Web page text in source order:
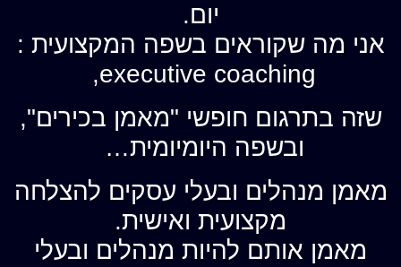
יום.
אני מה שקוראים בשפה המקצועית :
executive coaching,
שזה בתרגום חופשי "מאמן בכירים",
ובשפה היומיומית…
מאמן מנהלים ובעלי עסקים להצלחה
מקצועית ואישית.
מאמן אותם להיות מנהלים ובעלי